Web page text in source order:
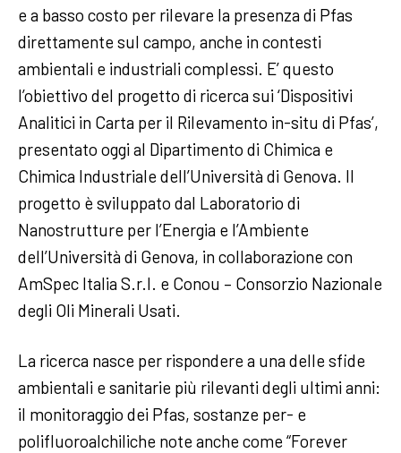
e a basso costo per rilevare la presenza di Pfas
direttamente sul campo, anche in contesti
ambientali e industriali complessi. E’ questo
l’obiettivo del progetto di ricerca sui ‘Dispositivi
Analitici in Carta per il Rilevamento in-situ di Pfas’,
presentato oggi al Dipartimento di Chimica e
Chimica Industriale dell’Università di Genova. Il
progetto è sviluppato dal Laboratorio di
Nanostrutture per l’Energia e l’Ambiente
dell’Università di Genova, in collaborazione con
AmSpec Italia S.r.l. e Conou – Consorzio Nazionale
degli Oli Minerali Usati.
La ricerca nasce per rispondere a una delle sfide
ambientali e sanitarie più rilevanti degli ultimi anni:
il monitoraggio dei Pfas, sostanze per- e
polifluoroalchiliche note anche come “Forever